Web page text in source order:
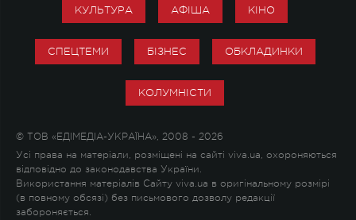
КУЛЬТУРА АФІША КІНО
СПЕЦТЕМИ БІЗНЕС ОБКЛАДИНКИ
КОЛУМНІСТИ
© ТОВ «ЕДІМЕДІА-УКРАЇНА», 2008 - 2026
Усі права на матеріали, розміщені на сайті viva.ua, охороняються
відповідно до законодавства України.
Використання матеріалів Сайту viva.ua в оригінальному розмірі
(в повному обсязі) без письмового дозволу редакції
забороняється.